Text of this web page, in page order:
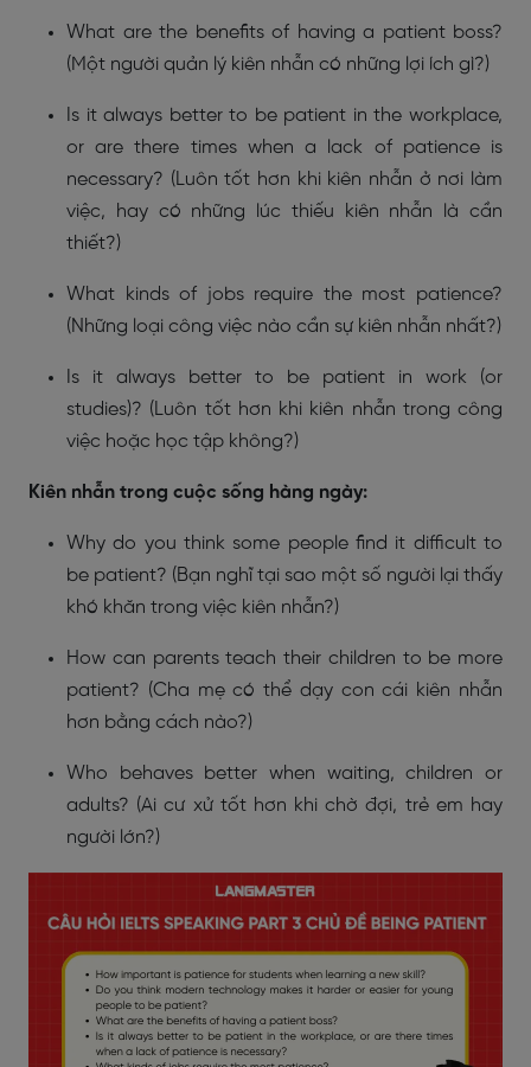
What are the benefits of having a patient boss?
(Một người quản lý kiên nhẫn có những lợi ích gì?)
Is it always better to be patient in the workplace,
or are there times when a lack of patience is
necessary? (Luôn tốt hơn khi kiên nhẫn ở nơi làm
việc, hay có những lúc thiếu kiên nhẫn là cần
thiết?)
What kinds of jobs require the most patience?
(Những loại công việc nào cần sự kiên nhẫn nhất?)
Is it always better to be patient in work (or
studies)? (Luôn tốt hơn khi kiên nhẫn trong công
việc hoặc học tập không?)
Kiên nhẫn trong cuộc sống hàng ngày:
Why do you think some people find it difficult to
be patient? (Bạn nghĩ tại sao một số người lại thấy
khó khăn trong việc kiên nhẫn?)
How can parents teach their children to be more
patient? (Cha mẹ có thể dạy con cái kiên nhẫn
hơn bằng cách nào?)
Who behaves better when waiting, children or
adults? (Ai cư xử tốt hơn khi chờ đợi, trẻ em hay
người lớn?)